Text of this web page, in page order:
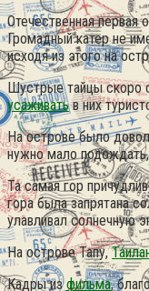
Отечественная
Громадный катер не
исходя из этого на
Шустрые тайцы скоро
усаживатьв них
На острове было
нужно мало
Та самая гор
гора была запрятана
улавливал солнечную
На острове Тапу,
Кадры изфильма,